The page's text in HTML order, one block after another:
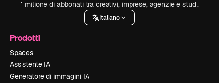
1 milione di abbonati tra creativi, imprese, agenzie e studi.
Italiano
Prodotti
Spaces
Assistente IA
Generatore di immagini IA